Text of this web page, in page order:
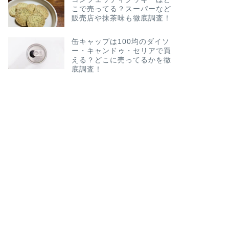
こで売ってる？スーパーなど
販売店や抹茶味も徹底調査！
缶キャップは100均のダイソ
ー・キャンドゥ・セリアで買
える？どこに売ってるかを徹
底調査！